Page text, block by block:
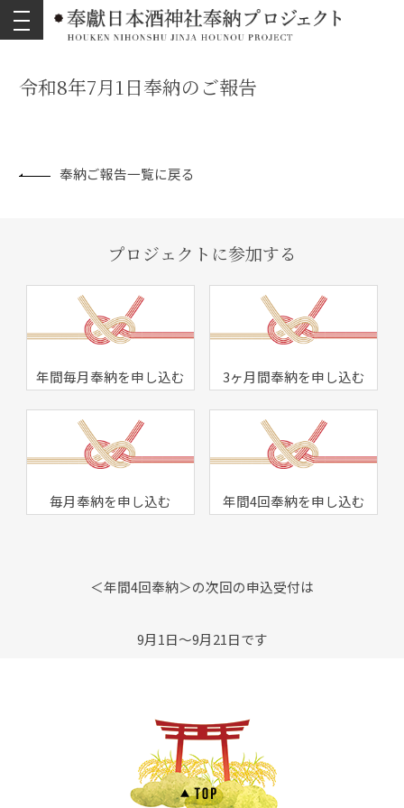
toggle
navigation
令和8年7月1日奉納のご報告
奉納ご報告一覧に戻る
プロジェクトに参加する
年間毎月奉納を申し込む 3ヶ月間奉納を申し込む
毎月奉納を申し込む 年間4回奉納を申し込む
＜年間4回奉納＞の次回の申込受付は
9月1日～9月21日です